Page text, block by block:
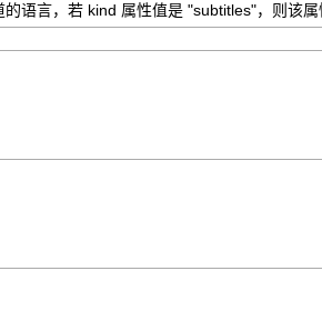
的语言，若 kind 属性值是 "subtitles"，则该属